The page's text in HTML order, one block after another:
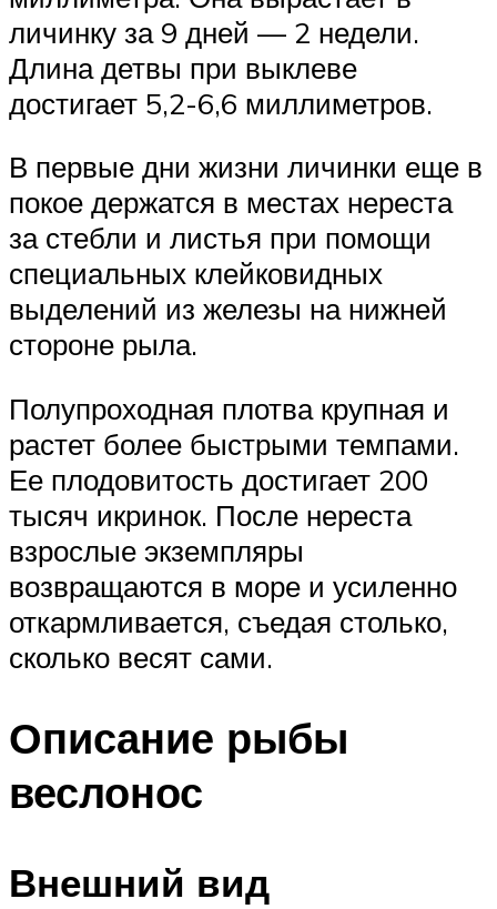
личинку за 9 дней — 2 недели.
Длина детвы при выклеве
достигает 5,2-6,6 миллиметров.
В первые дни жизни личинки еще в
покое держатся в местах нереста
за стебли и листья при помощи
специальных клейковидных
выделений из железы на нижней
стороне рыла.
Полупроходная плотва крупная и
растет более быстрыми темпами.
Ее плодовитость достигает 200
тысяч икринок. После нереста
взрослые экземпляры
возвращаются в море и усиленно
откармливается, съедая столько,
сколько весят сами.
Описание рыбы
веслонос
Внешний вид